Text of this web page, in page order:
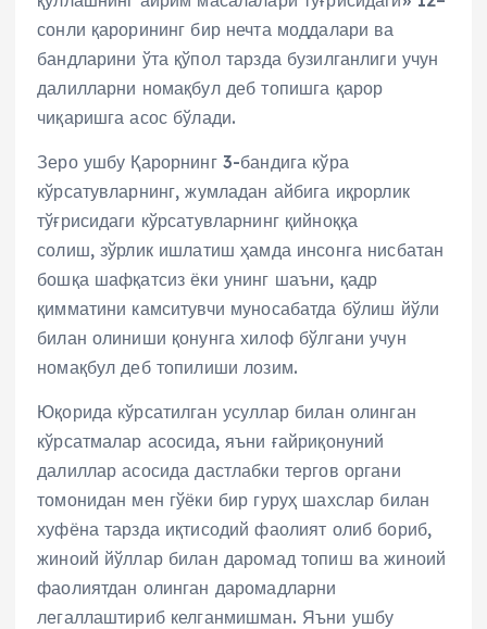
сонли қарорининг бир нечта моддалари ва
бандларини ўта қўпол тарзда бузилганлиги учун
далилларни номақбул деб топишга қарор
чиқаришга асос бўлади.
Зеро ушбу Қарорнинг 3-бандига кўра
кўрсатувларнинг, жумладан айбига иқрорлик
тўғрисидаги кўрсатувларнинг қийноққа
солиш, зўрлик ишлатиш ҳамда инсонга нисбатан
бошқа шафқатсиз ёки унинг шаъни, қадр
қимматини камситувчи муносабатда бўлиш йўли
билан олиниши қонунга хилоф бўлгани учун
номақбул деб топилиши лозим.
Юқорида кўрсатилган усуллар билан олинган
кўрсатмалар асосида, яъни ғайриқонуний
далиллар асосида дастлабки тергов органи
томонидан мен гўёки бир гуруҳ шахслар билан
хуфёна тарзда иқтисодий фаолият олиб бориб,
жиноий йўллар билан даромад топиш ва жиноий
фаолиятдан олинган даромадларни
легаллаштириб келганмишман. Яъни ушбу